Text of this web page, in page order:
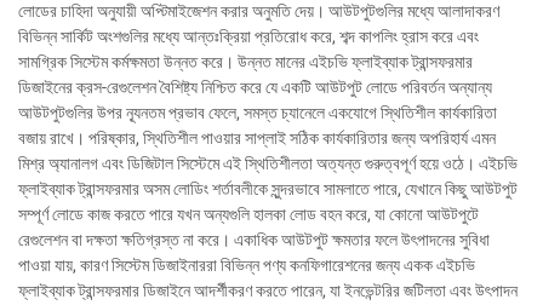
লোডের চাহিদা অনুযায়ী অপ্টিমাইজেশন করার অনুমতি দেয়। আউটপুটগুলির মধ্যে আলাদাকরণ
বিভিন্ন সার্কিট অংশগুলির মধ্যে আন্তঃক্রিয়া প্রতিরোধ করে, শব্দ কাপলিং হ্রাস করে এবং
সামগ্রিক সিস্টেম কর্মক্ষমতা উন্নত করে। উন্নত মানের এইচভি ফ্লাইব্যাক ট্রান্সফরমার
ডিজাইনের ক্রস-রেগুলেশন বৈশিষ্ট্য নিশ্চিত করে যে একটি আউটপুট লোডে পরিবর্তন অন্যান্য
আউটপুটগুলির উপর ন্যূনতম প্রভাব ফেলে, সমস্ত চ্যানেলে একযোগে স্থিতিশীল কার্যকারিতা
বজায় রাখে। পরিষ্কার, স্থিতিশীল পাওয়ার সাপ্লাই সঠিক কার্যকারিতার জন্য অপরিহার্য এমন
মিশ্র অ্যানালগ এবং ডিজিটাল সিস্টেমে এই স্থিতিশীলতা অত্যন্ত গুরুত্বপূর্ণ হয়ে ওঠে। এইচভি
ফ্লাইব্যাক ট্রান্সফরমার অসম লোডিং শর্তাবলীকে সুন্দরভাবে সামলাতে পারে, যেখানে কিছু আউটপুট
সম্পূর্ণ লোডে কাজ করতে পারে যখন অন্যগুলি হালকা লোড বহন করে, যা কোনো আউটপুটে
রেগুলেশন বা দক্ষতা ক্ষতিগ্রস্ত না করে। একাধিক আউটপুট ক্ষমতার ফলে উৎপাদনের সুবিধা
পাওয়া যায়, কারণ সিস্টেম ডিজাইনাররা বিভিন্ন পণ্য কনফিগারেশনের জন্য একক এইচভি
ফ্লাইব্যাক ট্রান্সফরমার ডিজাইনে আদর্শীকরণ করতে পারেন, যা ইনভেন্টরির জটিলতা এবং উৎপাদন